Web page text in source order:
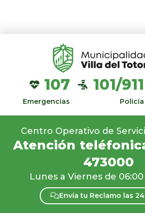
107
Emergencias
101/911
Policía
Centro Operativo de
Atención
473000
Lunes a Viernes de 06:00
Envía tu Reclamo las